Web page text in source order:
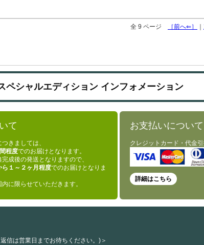
全 9 ページ ［前へ⇐］
ペシャルエディション インフォメーション
て
きましては、
程度でのお届けとなります。
成後の発送となりますので、
１～２ヶ月程度でのお届けとなりま
に限らせていただきます。
お支払いについて
クレジットカード・代金
詳細はこちら
信は営業日までお待ちください。)＞